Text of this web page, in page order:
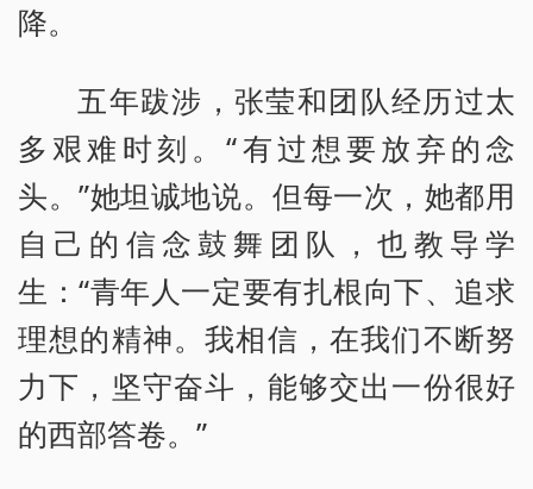
降。
五年跋涉，张莹和团队经历过太
多艰难时刻。“有过想要放弃的念
头。”她坦诚地说。但每一次，她都用
自己的信念鼓舞团队，也教导学
生：“青年人一定要有扎根向下、追求
理想的精神。我相信，在我们不断努
力下，坚守奋斗，能够交出一份很好
的西部答卷。”